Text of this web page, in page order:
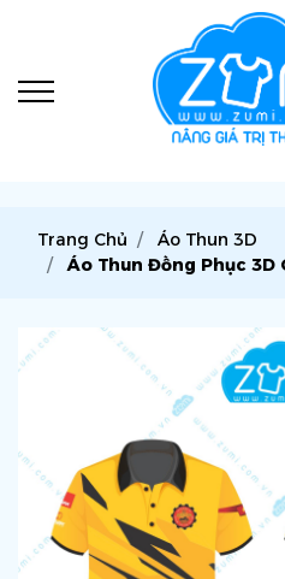
Trang Chủ
Áo Thun 3D
Áo Thun Đồng Phục 3D